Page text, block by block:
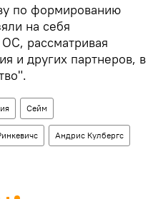
по формированию
на себя
рассматривая
и других партнеров, в
Сейм
Андрис Кулбергс